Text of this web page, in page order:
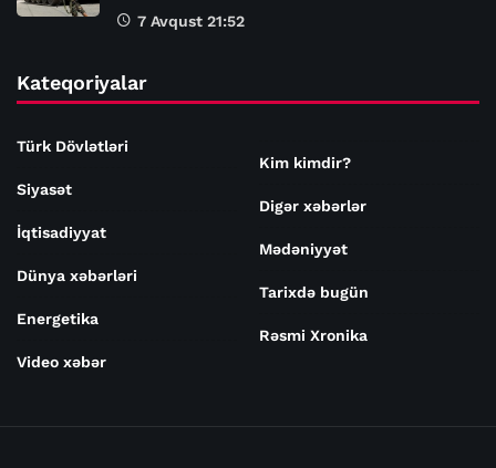
7 Avqust 21:52
Kateqoriyalar
Türk Dövlətləri
Siyasət
İqtisadiyyat
Dünya xəbərləri
Energetika
Video xəbər
Kim kimdir?
Digər xəbərlər
Mədəniyyət
Tarixdə bugün
Rəsmi Xronika